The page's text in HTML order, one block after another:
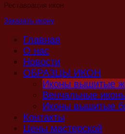
Реставрация икон
Заказать икону
Главная
О нас
Новости
ОБРАЗЦЫ ИКОН
Иконы вышитые
Венчальные
Иконы вышитые
Контакты
Цены мастерской